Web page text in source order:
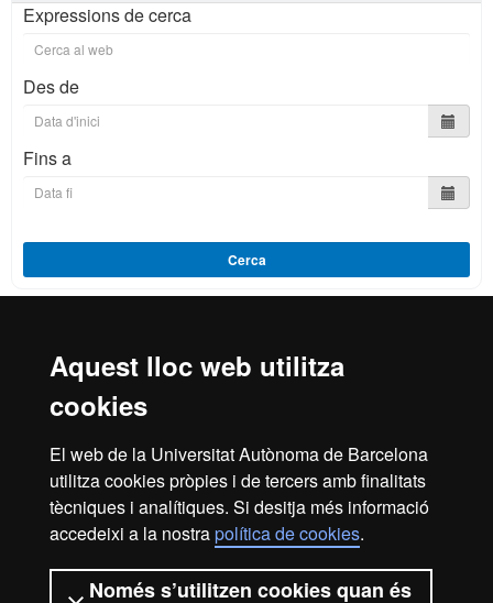
Aquest lloc web utilitza
cookies
El web de la Universitat Autònoma de Barcelona
utilitza cookies pròpies i de tercers amb finalitats
tècniques i analítiques. Si desitja més informació
accedeixi a la nostrapolítica de cookies.
Només s’utilitzen cookies quan és
Expressions de cerca
Des de
Fins a
Cerca
Reconeixement internacional de l'excel·lència
HR
Inici Avís legal
Política de privacitat
Protecció de dades Sobre el web
Som una universitat capdavantera que imparteix una